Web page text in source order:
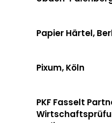
Papier Härtel,
Pixum, Köln
PKF Fasselt